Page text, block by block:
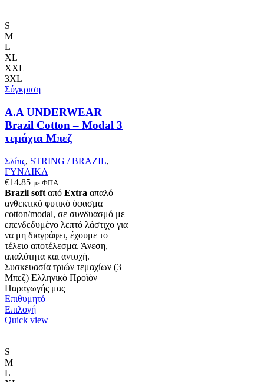
επιλεγούν
σελίδα
του
προϊόντος
S
M
L
XL
XXL
3XL
Σύγκριση
A.A UNDERWEAR
Brazil Cotton – Modal 3
τεμάχια Μπεζ
Σλίπς, STRING / BRAZIL,
ΓΥΝΑΙΚΑ
€14.85 με ΦΠΑ
Brazil soft από Extra απαλό
ανθεκτικό φυτικό ύφασμα
cotton/modal, σε συνδυασμό με
επενδεδυμένο λεπτό λάστιχο για
να μη διαγράφει, έχουμε το
τέλειο αποτέλεσμα. Άνεση,
απαλότητα και αντοχή.
Συσκευασία τριών τεμαχίων (3
Μπεζ) Ελληνικό Προϊόν
Παραγωγής μας
Επιθυμητό
ΕπιλογήΑυτό
το
Quick view
S
M
L